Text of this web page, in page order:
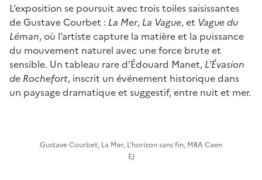
L’exposition se poursuit avec trois toiles saisissantes
de Gustave Courbet : La Mer, La Vague, et Vague du
Léman, où l’artiste capture la matière et la puissance
du mouvement naturel avec une force brute et
sensible. Un tableau rare d’Édouard Manet, L’Évasion
de Rochefort, inscrit un événement historique dans
un paysage dramatique et suggestif, entre nuit et mer.
Gustave Courbet, La Mer, L'horizon sans fin, MBA Caen
EJ